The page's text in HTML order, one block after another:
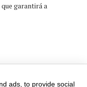
garantirá a
ads, to provide social